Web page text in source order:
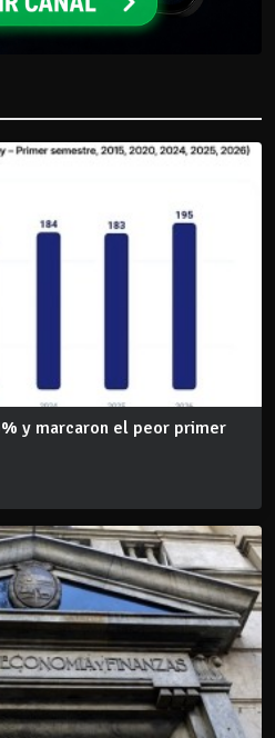
y marcaron el peor primer